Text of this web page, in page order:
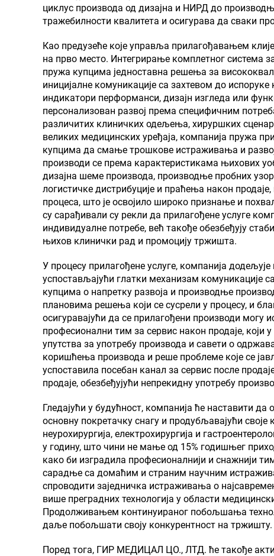
циклус производа од дизајна и НИРД до
тражебилности квалитета и осигурава да сваки
Као предузеће које управља прилагођавањем
на прво место. Интегрирање комплетног система
пружа купцима једноставна решења за
иницијалне комуникације са захтевом до
индикатори перформанси, дизајн изгледа или
персонализован развој према специфичним
различитих клиничких одељења, хируршких
великих медицинских уређаја, компанија пружа
купцима да смање трошкове истраживања и
производи се према карактеристикама њихових
дизајна шеме производа, производње пробних
логистичке дистрибуције и праћења након
процеса, што је освојило широко признање и
су сарађивали су рекли да прилагођене услуге
индивидуалне потребе, већ такође обезбеђују
њихов клинички рад и промоцију тржишта.
У процесу прилагођене услуге, компанија
успостављајући глатки механизам комуникације
купцима о напретку развоја и производње
плановима решења који се сусрели у процесу, и
осигуравајући да се прилагођени производи могу
професионални тим за сервис након продаје,
упутства за употребу производа и савети о
коришћења производа и реше проблеме које се
успоставила посебан канал за сервис после
продаје, обезбеђујући непрекидну употребу
Гледајући у будућност, компанија ће наставити
основну покретачку снагу и продубљавајући
неурохирургија, електрохирургија и
у годину, што чини не мање од 15% годишњег
како би изградила професионалнији и снажнији
сарадње са домаћим и страним научним
спроводити заједничка истраживања о
више преградних технологија у области
Продолживањем континуираног побољшања
даље побољшати своју конкурентност на тржишту.
Поред тога, ГИР МЕДИЦАЛ ЦО., ЛТД. ће такође